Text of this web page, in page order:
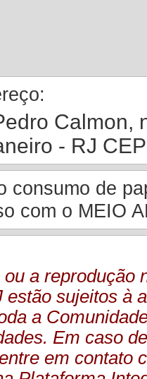
Calmon,
- RJ
consumo de
com o MEIO
a reprodução
sujeitos à
a
Em caso
em contato